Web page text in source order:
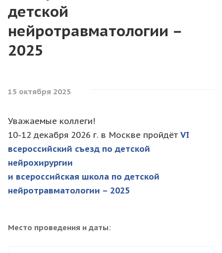
детской
нейротравматологии –
2025
15 октября 2025
Уважаемые коллеги!
10-12 декабря 2026 г. в Москве пройдёт VI
всероссийский съезд по детской
нейрохирургии
и всероссийская школа по детской
нейротравматологии – 2025
Место проведения и даты: